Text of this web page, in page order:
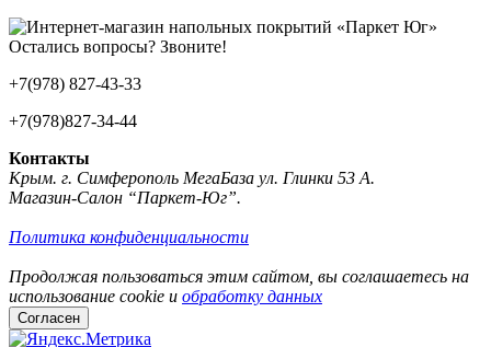
Остались вопросы? Звоните!
+7(978) 827-43-33
+7(978)827-34-44
Контакты
Крым. г. Симферополь МегаБаза ул. Глинки 53 А.
Магазин-Салон “Паркет-Юг”.
Политика конфиденциальности
Продолжая пользоваться этим сайтом, вы соглашаетесь на
использование cookie и обработку данных
Согласен